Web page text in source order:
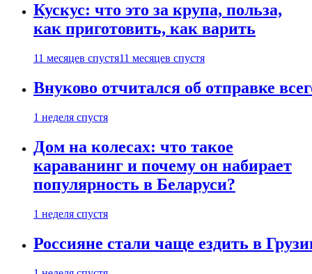
Кускус: что это за крупа, польза,
как приготовить, как варить
11 месяцев спустя11 месяцев спустя
Внуково отчитался об отправке
1 неделя спустя
Дом на колесах: что такое
караванинг и почему он набирает
популярность в Беларуси?
1 неделя спустя
Россияне стали чаще ездить в